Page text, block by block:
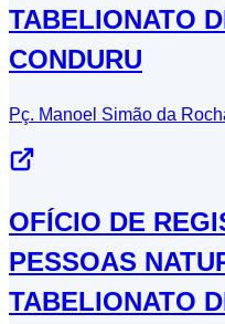
TABELIONATO
CONDURU
Pç. Manoel Simão da
OFÍCIO DE
PESSOAS
TABELIONATO